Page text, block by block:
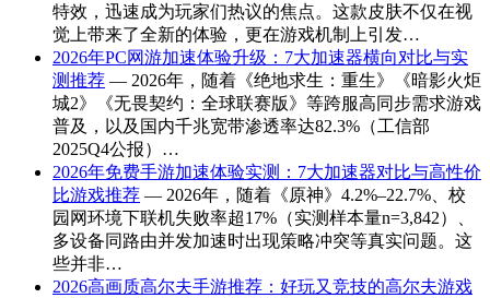
特效，迅速成为玩家们热议的焦点。这款皮肤不仅在视
觉上带来了全新的体验，更在游戏机制上引发…
2026年PC网游加速体验升级：7大加速器横向对比与实
测推荐 — 2026年，随着《绝地求生：重生》《暗影火炬
城2》《无畏契约：全球联赛版》等跨服高同步需求游戏
普及，以及国内千兆宽带渗透率达82.3%（工信部
2025Q4公报）…
2026年免费手游加速体验实测：7大加速器对比与高性价
比游戏推荐 — 2026年，随着《原神》4.2%–22.7%、校
园网环境下联机失败率超17%（实测样本量n=3,842）、
多设备同路由并发加速时出现策略冲突等真实问题。这
些并非…
2026高画质高尔夫手游推荐：好玩又竞技的高尔夫游戏